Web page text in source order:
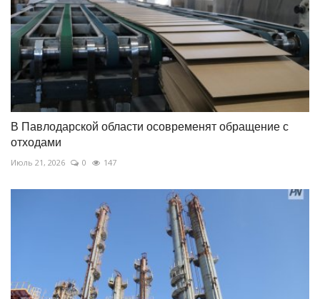
В Павлодарской области осовременят обращение с
отходами
Июль 21, 2026 0 147